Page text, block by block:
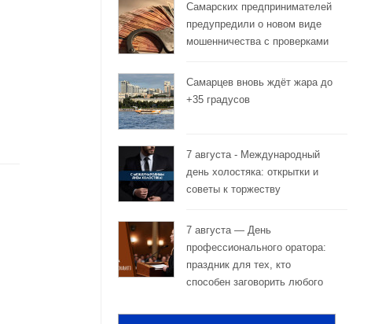
Самарских предпринимателей
предупредили о новом виде
мошенничества с проверками
Самарцев вновь ждёт жара до
+35 градусов
7 августа - Международный
день холостяка: открытки и
советы к торжеству
7 августа — День
профессионального оратора:
праздник для тех, кто
способен заговорить любого